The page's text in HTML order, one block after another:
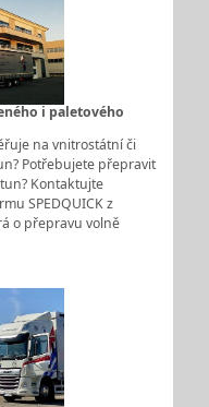
i paletového
na vnitrostátní či
Potřebujete přepravit
Kontaktujte
SPEDQUICK z
o přepravu volně